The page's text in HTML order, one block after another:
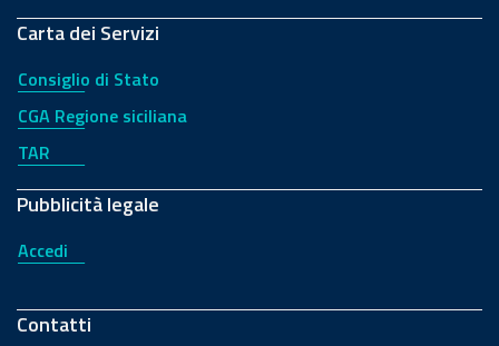
Carta dei Servizi
Consiglio di Stato
CGA Regione siciliana
TAR
Pubblicità legale
Accedi
Contatti